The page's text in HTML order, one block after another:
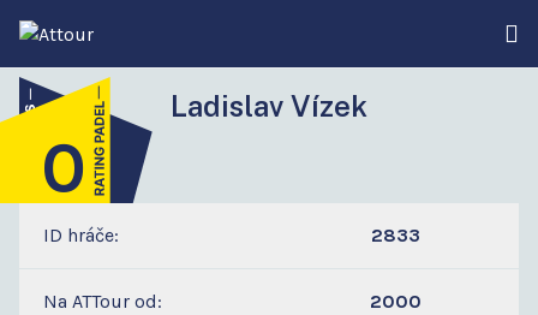
Ladislav Vízek
4
0
ID hráče: 2833
Na ATTour od: 2000